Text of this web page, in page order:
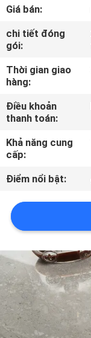
CHUYẾN
THAM
QUAN
NHÀ
MÁY
KIỂM
SOÁT
CHẤT
LIÊN
HỆ
VỚI
CHÚNG
TÔI
Giá bán:
chi tiết đóng
gói:
Thời gian giao
hàng:
Điều khoản
thanh toán:
Khả năng cung
cấp:
Điểm nổi bật: